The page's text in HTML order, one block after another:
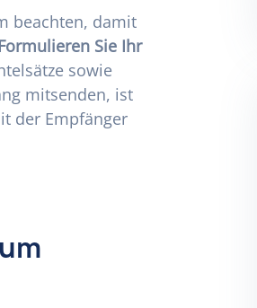
beachten, damit
Sie Ihr
sowie
mitsenden, ist
der Empfänger